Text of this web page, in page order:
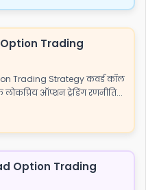
Trading
Trading Strategy कवर्ड कॉल
ऑप्शन ट्रेडिंग रणनीति...
Option Trading